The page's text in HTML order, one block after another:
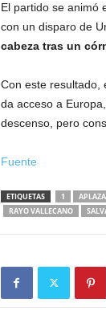
El partido se animó
con un disparo de
cabeza tras un
Con este resultado,
da acceso a
descenso, pero
Fuente
ETIQUETAS 1 APLAZA
RAYO VALLECANO